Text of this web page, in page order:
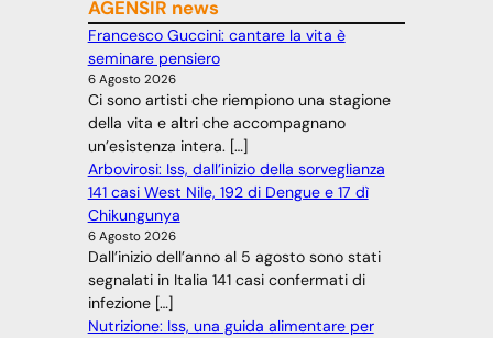
AGENSIR news
Francesco Guccini: cantare la vita è
seminare pensiero
6 Agosto 2026
Ci sono artisti che riempiono una stagione
della vita e altri che accompagnano
un’esistenza intera. […]
Arbovirosi: Iss, dall’inizio della sorveglianza
141 casi West Nile, 192 di Dengue e 17 dì
Chikungunya
6 Agosto 2026
Dall’inizio dell’anno al 5 agosto sono stati
segnalati in Italia 141 casi confermati di
infezione […]
Nutrizione: Iss, una guida alimentare per